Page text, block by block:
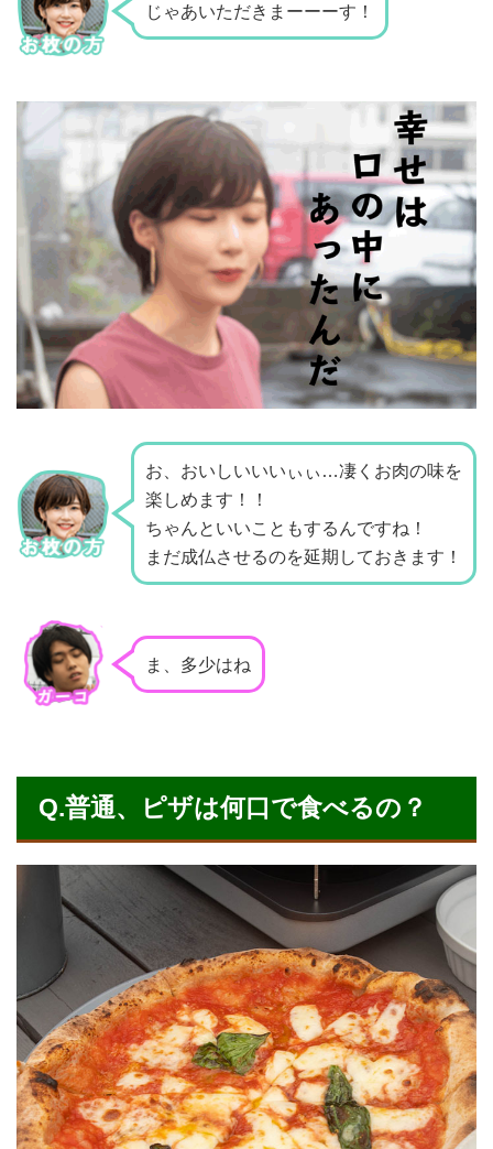
じゃあいただきまーーーす！
お、おいしいいいぃぃ…凄くお肉の味を
楽しめます！！
ちゃんといいこともするんですね！
まだ成仏させるのを延期しておきます！
ま、多少はね
Q.普通、ピザは何口で食べるの？